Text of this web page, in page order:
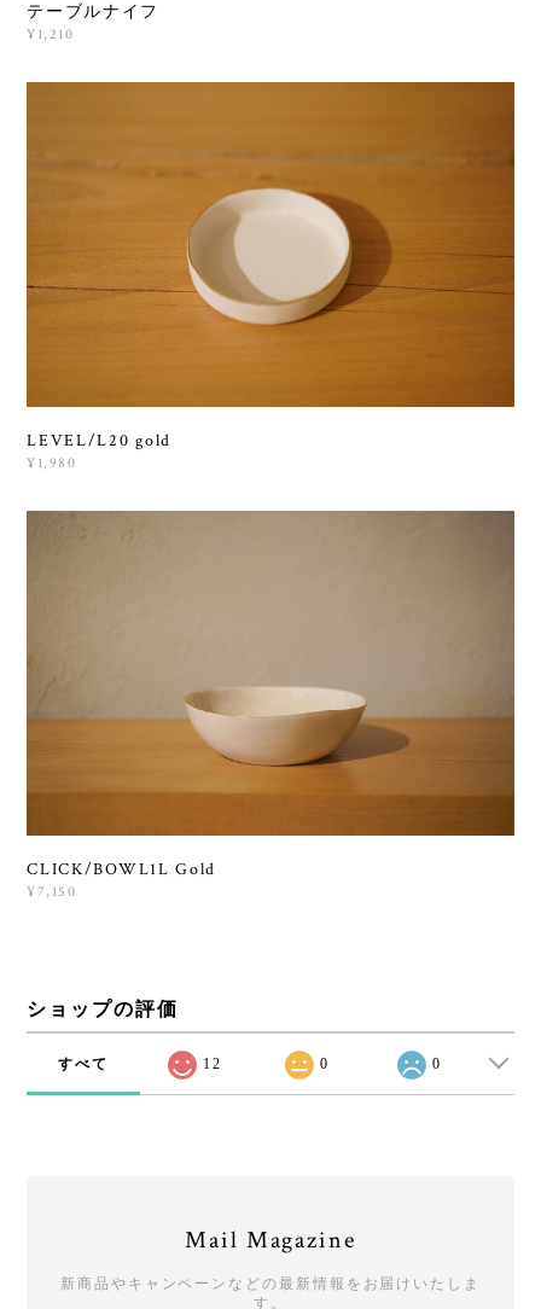
テーブルナイフ
¥1,210
LEVEL/L20 gold
¥1,980
CLICK/BOWL1L Gold
¥7,150
ショップの評価
すべて 12 0 0
Mail Magazine
新商品やキャンペーンなどの最新情報をお届けいたしま
す。